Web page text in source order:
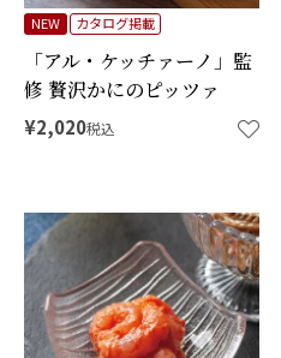
「アル・ケッチァーノ」監
修 贅沢かにのピッツァ
NEW カタログ掲載
¥2,020税込